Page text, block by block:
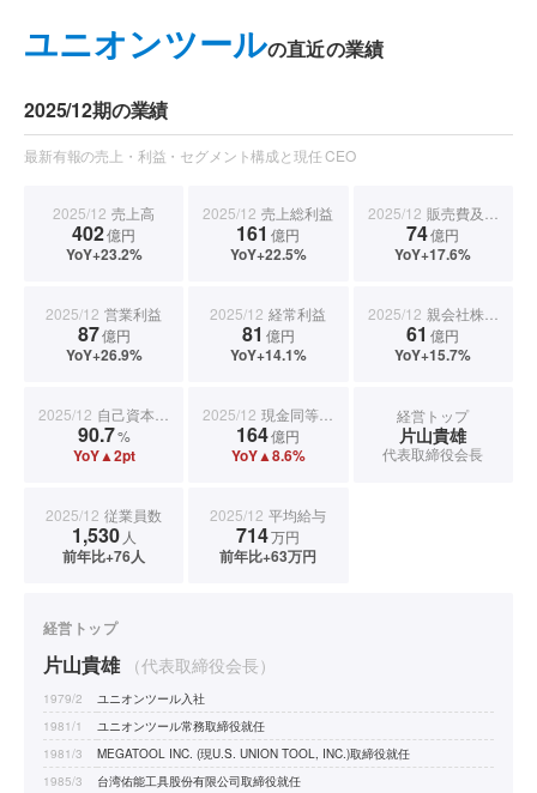
ユニオンツールの直近の業績
2025/12期の業績
最新有報の売上・利益・セグメント構成と現任 CEO
2025/12 売上高
402億円
YoY+23.2%
2025/12 売上総利益
161 億円
YoY+22.5%
2025/12 販売費及び一般管理費
74億円
YoY+17.6%
2025/12 営業利益
87億円
YoY+26.9%
2025/12 経常利益
81 億円
YoY+14.1%
2025/12 親会社株主に帰属する当期純利益
61 億円
YoY+15.7%
2025/12 自己資本比率
90.7%
YoY▲2pt
2025/12 現金同等物期末残高
164億円
YoY▲8.6%
経営トップ
片山貴雄
代表取締役会長
2025/12 従業員数
1,530 人
前年比+76人
2025/12 平均給与
714万円
前年比+63万円
経営トップ
片山貴雄 （代表取締役会長）
1979/2
ユニオンツール入社
1981/1
ユニオンツール常務取締役就任
1981/3
MEGATOOL INC. (現U.S. UNION TOOL, INC.)取締役就任
1985/3
台湾佑能工具股份有限公司取締役就任